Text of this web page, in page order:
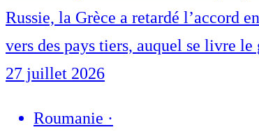
Russie, la Grèce a retardé l’accord
vers des pays tiers, auquel se livre
27 juillet 2026
Roumanie ·